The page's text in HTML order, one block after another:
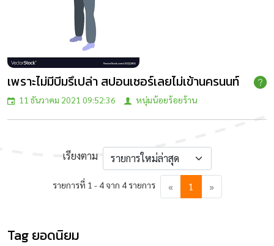
เพราะไม่มีบีมรึเปล่า สปอนเซอร์เลยไม่เข้านครนนท์
11 ธันวาคม 2021 09:52:36 หนุ่มน้อยร้อยร้าน
เรียงตาม
รายการที่ 1 - 4 จาก 4 รายการ « 1 »
Tag ยอดนิยม